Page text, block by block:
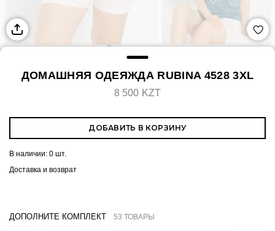
ДОМАШНЯЯ ОДЕЯЖДА RUBINA 4528 3XL
8 500 KZT
ДОБАВИТЬ В КОРЗИНУ
В наличии: 0 шт.
Доставка и возврат
ДОПОЛНИТЕ КОМПЛЕКТ 53 ТОВАРЫ